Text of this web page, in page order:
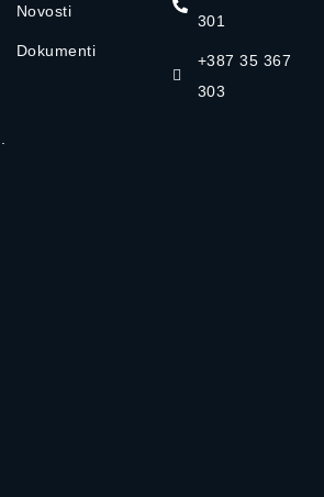
Novosti
Dokumenti
301
+387 35 367
303